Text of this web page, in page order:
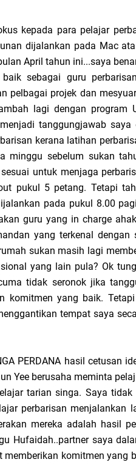
kepada para pelajar
dijalankan pada Mac
April tahun ini...saya
sebagai guru
pelbagai projek dan
lagi dengan program
tanggungjawab saya
kerana latihan
minggu sebelum sukan
untuk menjaga
pukul 5 petang. Tetapi
pada pukul 8.00
guru yang in charge
yang terkenal dengan
sukan masih lagi
yang lain pula? Ok
tidak seronok jika
komitmen yang baik.
tempat saya
PERDANA hasil cetusan
Yee berusaha meminta
tarian singa. Saya tidak
perbarisan menjalankan
mereka adalah hasil
Hufaidah..partner saya
komitmen yang